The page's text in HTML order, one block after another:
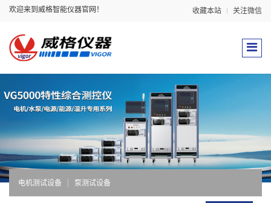
欢迎来到威格智能仪器官网！ 收藏本站 关注微信
电机测试设备 泵测试设备